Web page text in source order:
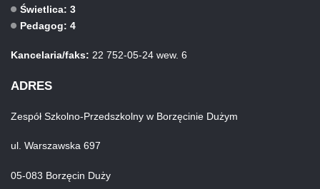
Świetlica: 3
Pedagog: 4
Kancelaria/faks: 22 752-05-24 wew. 6
ADRES
Zespół Szkolno-Przedszkolny w Borzęcinie Dużym
ul. Warszawska 697
05-083 Borzęcin Duży